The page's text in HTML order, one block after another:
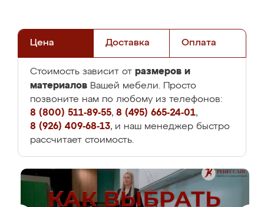
Цена Доставка Оплата
Стоимость зависит от размеров и
материалов Вашей мебели. Просто
позвоните нам по любому из телефонов:
8 (800) 511-89-55, 8 (495) 665-24-01,
8 (926) 409-68-13, и наш менеджер быстро
рассчитает стоимость.